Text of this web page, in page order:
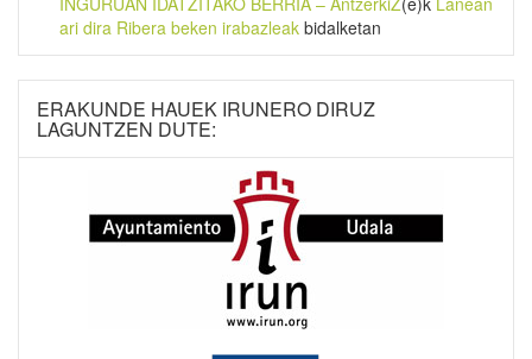
ari dira Ribera beken irabazleak bidalketan
ERAKUNDE HAUEK IRUNERO DIRUZ
LAGUNTZEN DUTE: